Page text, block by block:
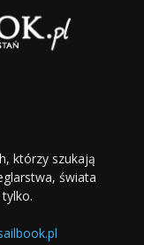
którzy szukają
świata